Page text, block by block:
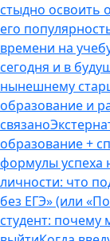
стыдно освоить
его
времени на
сегодня и в
нынешнему
образование и
связано
образование +
формулы успеха
личности: что
без ЕГЭ» (или
студент: почему